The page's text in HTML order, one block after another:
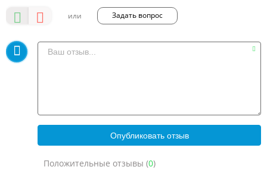
Задать вопрос
Положительные отзывы (0)